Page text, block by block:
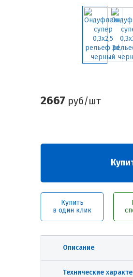
2667 руб/шт
Купить
в один клик
Описание
Технические